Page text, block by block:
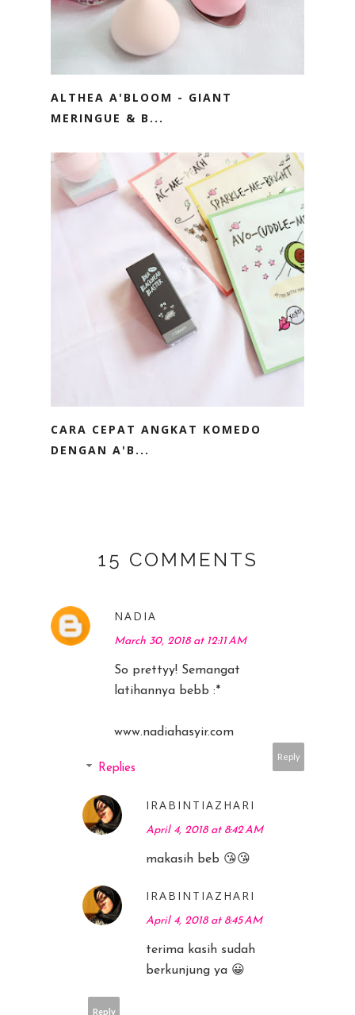
ALTHEA A'BLOOM - GIANT
MERINGUE & B...
CARA CEPAT ANGKAT KOMEDO
DENGAN A'B...
15 COMMENTS
NADIA
March 30, 2018 at 12:11 AM
So prettyy! Semangat
latihannya bebb :*
www.nadiahasyir.com
Reply
Replies
IRABINTIAZHARI
April 4, 2018 at 8:42 AM
makasih beb 😘😘
IRABINTIAZHARI
April 4, 2018 at 8:45 AM
terima kasih sudah
berkunjung ya 😀
Reply